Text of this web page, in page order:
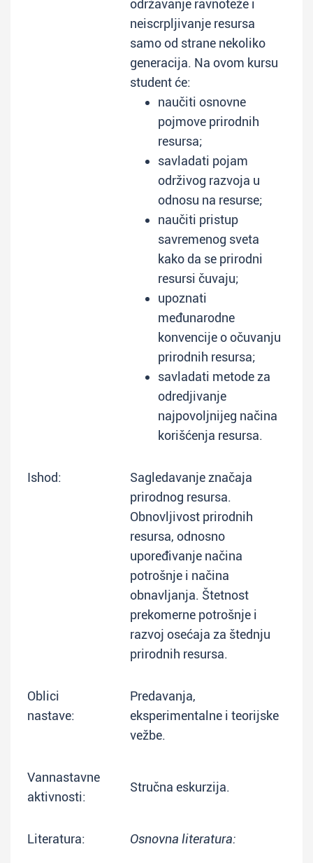
održavanje ravnoteže i
neiscrpljivanje resursa
samo od strane nekoliko
generacija. Na ovom kursu
student će:
naučiti osnovne
pojmove prirodnih
resursa;
savladati pojam
održivog razvoja u
odnosu na resurse;
naučiti pristup
savremenog sveta
kako da se prirodni
resursi čuvaju;
upoznati
međunarodne
konvencije o očuvanju
prirodnih resursa;
savladati metode za
odredjivanje
najpovoljnijeg načina
korišćenja resursa.
Ishod:
Sagledavanje značaja
prirodnog resursa.
Obnovljivost prirodnih
resursa, odnosno
upoređivanje načina
potrošnje i načina
obnavljanja. Štetnost
prekomerne potrošnje i
razvoj osećaja za štednju
prirodnih resursa.
Oblici
nastave:
Predavanja,
eksperimentalne i teorijske
vežbe.
Vannastavne
aktivnosti:
Stručna eskurzija.
Literatura: Osnovna literatura: